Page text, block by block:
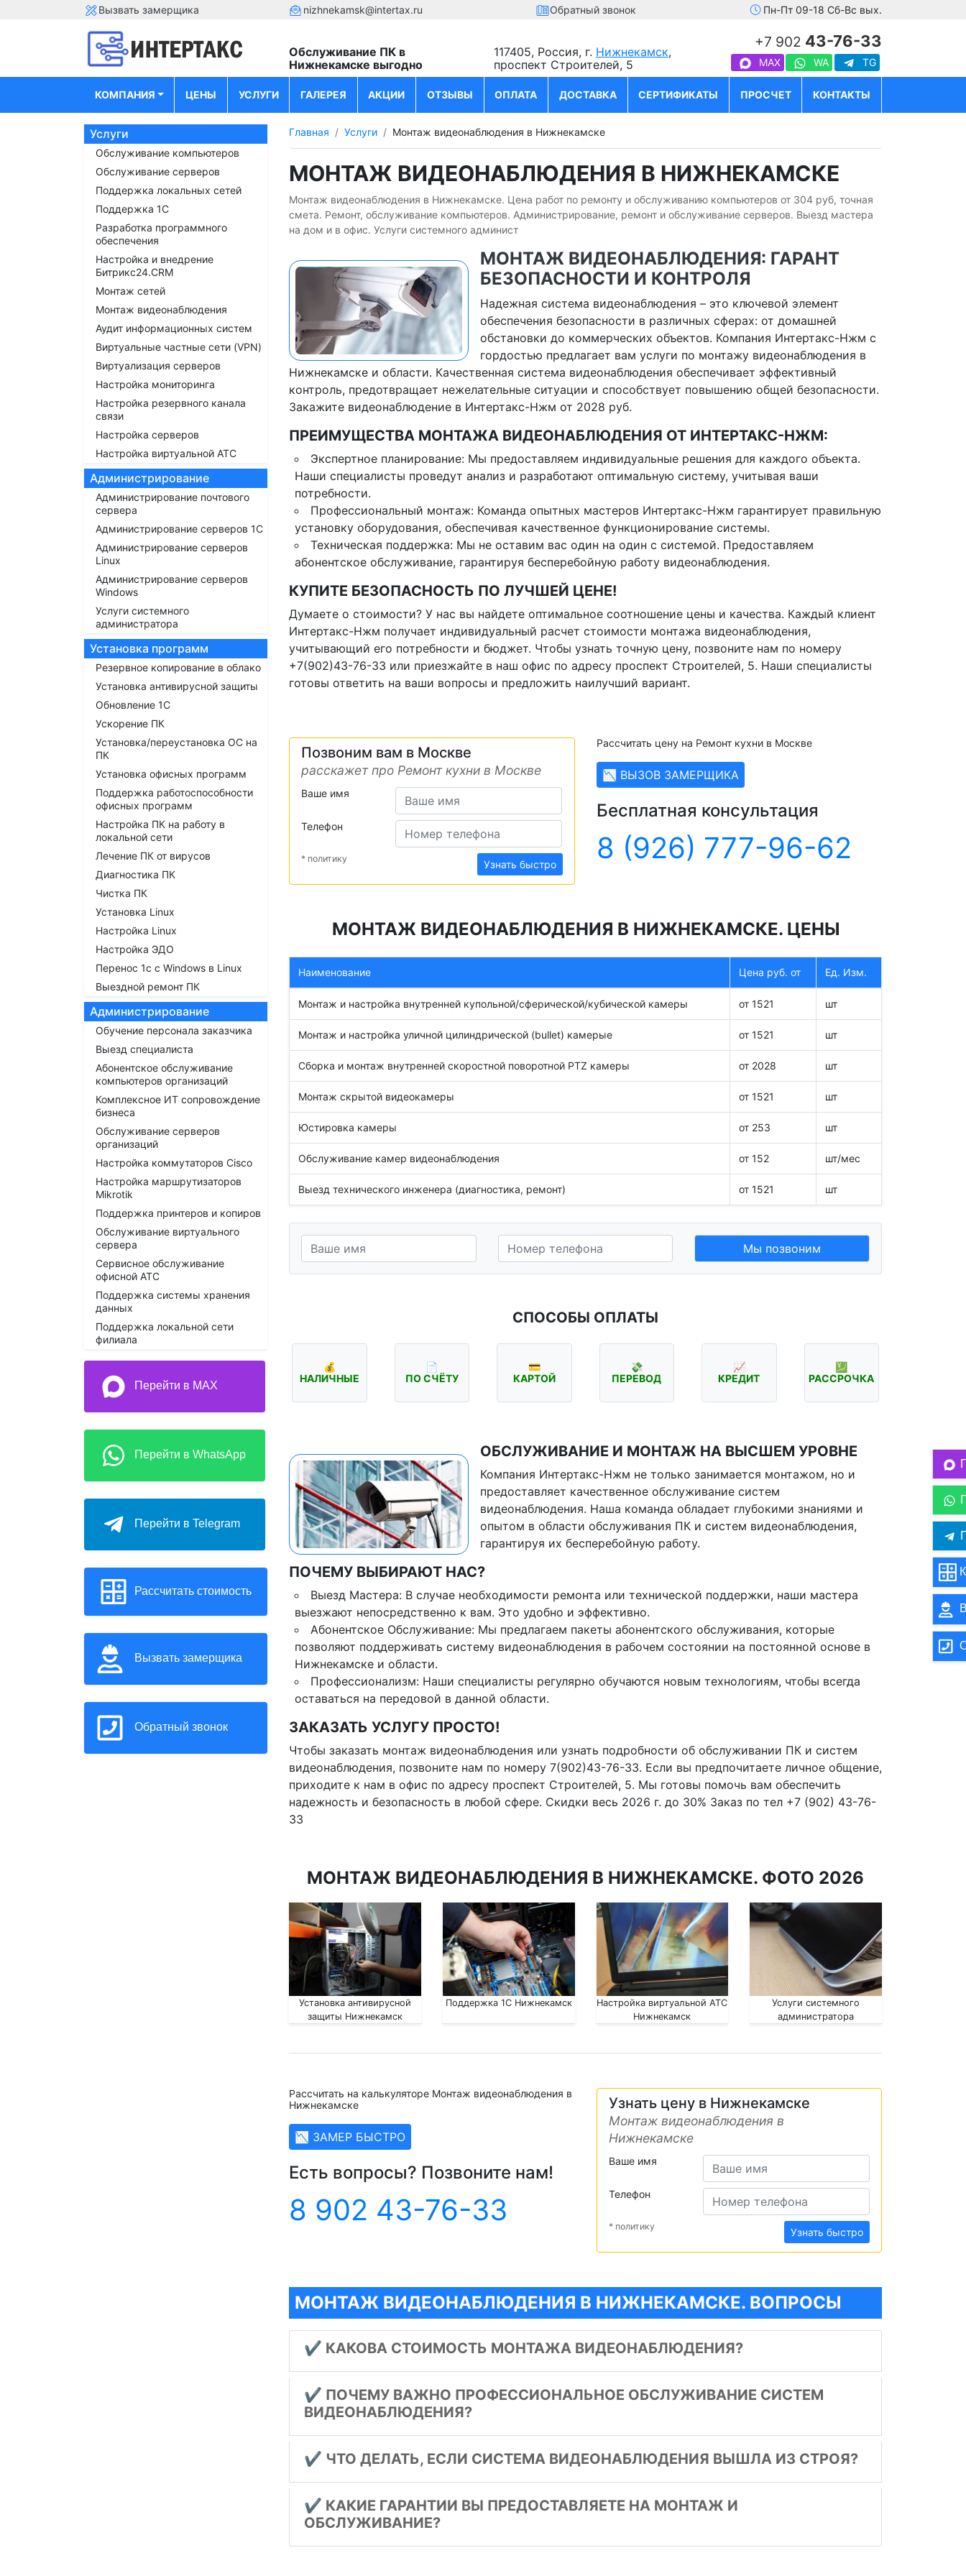
Вызвать замерщика nizhnekamsk@intertax.ru Обратный звонок Пн-Пт 09-18 Сб-Вс вых.
Обслуживание ПК в
Нижнекамске выгодно
117405, Россия, г. Нижнекамск,
проспект Строителей, 5
+7 902 43-76-33
MAX WA TG
КОМПАНИЯ ЦЕНЫ УСЛУГИ ГАЛЕРЕЯ АКЦИИ ОТЗЫВЫ ОПЛАТА ДОСТАВКА СЕРТИФИКАТЫ ПРОСЧЕТ КОНТАКТЫ
Услуги
Обслуживание компьютеров
Обслуживание серверов
Поддержка локальных сетей
Поддержка 1С
Разработка программного
обеспечения
Настройка и внедрение
Битрикс24.CRM
Монтаж сетей
Монтаж видеонаблюдения
Аудит информационных систем
Виртуальные частные сети (VPN)
Виртуализация серверов
Настройка мониторинга
Настройка резервного канала
связи
Настройка серверов
Настройка виртуальной АТС
Администрирование
Администрирование почтового
сервера
Администрирование серверов 1С
Администрирование серверов
Linux
Администрирование серверов
Windows
Услуги системного
администратора
Установка программ
Резервное копирование в облако
Установка антивирусной защиты
Обновление 1С
Ускорение ПК
Установка/переустановка ОС на
ПК
Установка офисных программ
Поддержка работоспособности
офисных программ
Настройка ПК на работу в
локальной сети
Лечение ПК от вирусов
Диагностика ПК
Чистка ПК
Установка Linux
Настройка Linux
Настройка ЭДО
Перенос 1с с Windows в Linux
Выездной ремонт ПК
Администрирование
Обучение персонала заказчика
Выезд специалиста
Абонентское обслуживание
компьютеров организаций
Комплексное ИТ сопровождение
бизнеса
Обслуживание серверов
организаций
Настройка коммутаторов Cisco
Настройка маршрутизаторов
Mikrotik
Поддержка принтеров и копиров
Обслуживание виртуального
сервера
Сервисное обслуживание
офисной АТС
Поддержка системы хранения
данных
Поддержка локальной сети
филиала
Перейти в MAX
Перейти в WhatsApp
Перейти в Telegram
Рассчитать стоимость
Вызвать замерщика
Обратный звонок
Главная Услуги Монтаж видеонаблюдения в Нижнекамске
МОНТАЖ ВИДЕОНАБЛЮДЕНИЯ В НИЖНЕКАМСКЕ
Монтаж видеонаблюдения в Нижнекамске. Цена работ по ремонту и обслуживанию компьютеров от 304 руб, точная
смета. Ремонт, обслуживание компьютеров. Администрирование, ремонт и обслуживание серверов. Выезд мастера
на дом и в офис. Услуги системного админист
МОНТАЖ ВИДЕОНАБЛЮДЕНИЯ: ГАРАНТ
БЕЗОПАСНОСТИ И КОНТРОЛЯ
Надежная система видеонаблюдения – это ключевой элемент
обеспечения безопасности в различных сферах: от домашней
обстановки до коммерческих объектов. Компания Интертакс-Нжм с
гордостью предлагает вам услуги по монтажу видеонаблюдения в
Нижнекамске и области. Качественная система видеонаблюдения обеспечивает эффективный
контроль, предотвращает нежелательные ситуации и способствует повышению общей безопасности.
Закажите видеонаблюдение в Интертакс-Нжм от 2028 руб.
ПРЕИМУЩЕСТВА МОНТАЖА ВИДЕОНАБЛЮДЕНИЯ ОТ ИНТЕРТАКС-НЖМ:
Экспертное планирование: Мы предоставляем индивидуальные решения для каждого объекта.
Наши специалисты проведут анализ и разработают оптимальную систему, учитывая ваши
потребности.
Профессиональный монтаж: Команда опытных мастеров Интертакс-Нжм гарантирует правильную
установку оборудования, обеспечивая качественное функционирование системы.
Техническая поддержка: Мы не оставим вас один на один с системой. Предоставляем
абонентское обслуживание, гарантируя бесперебойную работу видеонаблюдения.
КУПИТЕ БЕЗОПАСНОСТЬ ПО ЛУЧШЕЙ ЦЕНЕ!
Думаете о стоимости? У нас вы найдете оптимальное соотношение цены и качества. Каждый клиент
Интертакс-Нжм получает индивидуальный расчет стоимости монтажа видеонаблюдения,
учитывающий его потребности и бюджет. Чтобы узнать точную цену, позвоните нам по номеру
+7(902)43-76-33 или приезжайте в наш офис по адресу проспект Строителей, 5. Наши специалисты
готовы ответить на ваши вопросы и предложить наилучший вариант.
Позвоним вам в Москве
расскажет про Ремонт кухни в Москве
Ваше имя
Телефон
* политику Узнать быстро
Рассчитать цену на Ремонт кухни в Москве
📉 ВЫЗОВ ЗАМЕРЩИКА
Бесплатная консультация
8 (926) 777-96-62
МОНТАЖ ВИДЕОНАБЛЮДЕНИЯ В НИЖНЕКАМСКЕ. ЦЕНЫ
Наименование Цена руб. от Ед. Изм.
Монтаж и настройка внутренней купольной/сферической/кубической камеры от 1521 шт
Монтаж и настройка уличной цилиндрической (bullet) камерыe от 1521 шт
Сборка и монтаж внутренней скоростной поворотной PTZ камеры от 2028 шт
Монтаж скрытой видеокамеры от 1521 шт
Юстировка камеры от 253 шт
Обслуживание камер видеонаблюдения от 152 шт/мес
Выезд технического инженера (диагностика, ремонт) от 1521 шт
Мы позвоним
СПОСОБЫ ОПЛАТЫ
💰
НАЛИЧНЫЕ
📄
ПО СЧЁТУ
💳
КАРТОЙ
💸
ПЕРЕВОД
📈
КРЕДИТ
💹
РАССРОЧКА
ОБСЛУЖИВАНИЕ И МОНТАЖ НА ВЫСШЕМ УРОВНЕ
Компания Интертакс-Нжм не только занимается монтажом, но и
предоставляет качественное обслуживание систем
видеонаблюдения. Наша команда обладает глубокими знаниями и
опытом в области обслуживания ПК и систем видеонаблюдения,
гарантируя их бесперебойную работу.
ПОЧЕМУ ВЫБИРАЮТ НАС?
Выезд Мастера: В случае необходимости ремонта или технической поддержки, наши мастера
выезжают непосредственно к вам. Это удобно и эффективно.
Абонентское Обслуживание: Мы предлагаем пакеты абонентского обслуживания, которые
позволяют поддерживать систему видеонаблюдения в рабочем состоянии на постоянной основе в
Нижнекамске и области.
Профессионализм: Наши специалисты регулярно обучаются новым технологиям, чтобы всегда
оставаться на передовой в данной области.
ЗАКАЗАТЬ УСЛУГУ ПРОСТО!
Чтобы заказать монтаж видеонаблюдения или узнать подробности об обслуживании ПК и систем
видеонаблюдения, позвоните нам по номеру 7(902)43-76-33. Если вы предпочитаете личное общение,
приходите к нам в офис по адресу проспект Строителей, 5. Мы готовы помочь вам обеспечить
надежность и безопасность в любой сфере. Скидки весь 2026 г. до 30% Заказ по тел +7 (902) 43-76-
33
МОНТАЖ ВИДЕОНАБЛЮДЕНИЯ В НИЖНЕКАМСКЕ. ФОТО 2026
Установка антивирусной
защиты Нижнекамск
Поддержка 1С Нижнекамск
Настройка виртуальной АТС
Нижнекамск
Услуги системного
администратора
Рассчитать на калькуляторе Монтаж видеонаблюдения в
Нижнекамске
📉 ЗАМЕР БЫСТРО
Есть вопросы? Позвоните нам!
8 902 43-76-33
Узнать цену в Нижнекамске
Монтаж видеонаблюдения в
Нижнекамске
Ваше имя
Телефон
* политику Узнать быстро
МОНТАЖ ВИДЕОНАБЛЮДЕНИЯ В НИЖНЕКАМСКЕ. ВОПРОСЫ
✔️ КАКОВА СТОИМОСТЬ МОНТАЖА ВИДЕОНАБЛЮДЕНИЯ?
✔️ ПОЧЕМУ ВАЖНО ПРОФЕССИОНАЛЬНОЕ ОБСЛУЖИВАНИЕ СИСТЕМ
ВИДЕОНАБЛЮДЕНИЯ?
✔️ ЧТО ДЕЛАТЬ, ЕСЛИ СИСТЕМА ВИДЕОНАБЛЮДЕНИЯ ВЫШЛА ИЗ СТРОЯ?
✔️ КАКИЕ ГАРАНТИИ ВЫ ПРЕДОСТАВЛЯЕТЕ НА МОНТАЖ И
ОБСЛУЖИВАНИЕ?